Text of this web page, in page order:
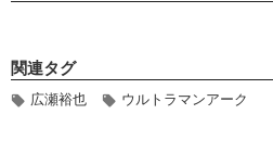
関連タグ
広瀬裕也 ウルトラマンアーク